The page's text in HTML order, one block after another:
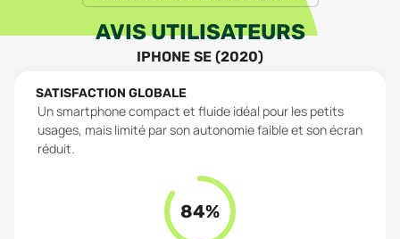
AVIS UTILISATEURS
IPHONE SE (2020)
SATISFACTION GLOBALE
Un smartphone compact et fluide idéal pour les petits
usages, mais limité par son autonomie faible et son écran
réduit.
84%